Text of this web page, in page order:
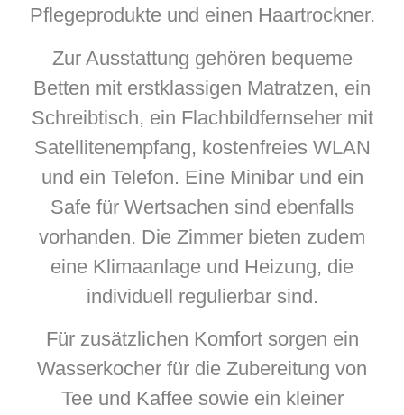
Pflegeprodukte und einen Haartrockner.
Zur Ausstattung gehören bequeme
Betten mit erstklassigen Matratzen, ein
Schreibtisch, ein Flachbildfernseher mit
Satellitenempfang, kostenfreies WLAN
und ein Telefon. Eine Minibar und ein
Safe für Wertsachen sind ebenfalls
vorhanden. Die Zimmer bieten zudem
eine Klimaanlage und Heizung, die
individuell regulierbar sind.
Für zusätzlichen Komfort sorgen ein
Wasserkocher für die Zubereitung von
Tee und Kaffee sowie ein kleiner